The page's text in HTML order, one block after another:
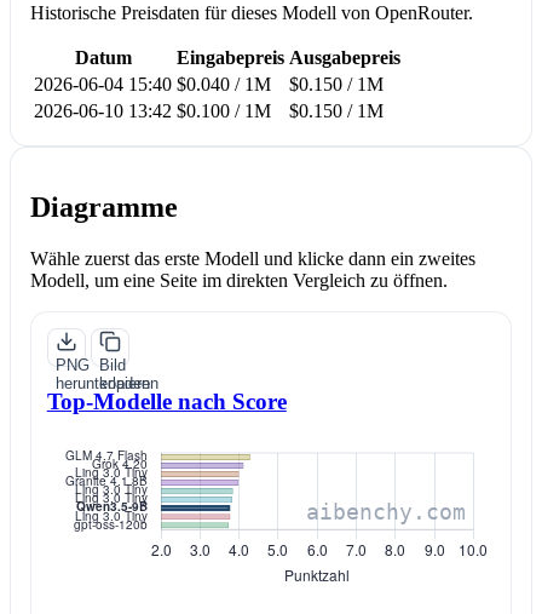
Historische Preisdaten für dieses Modell von OpenRouter.
Datum Eingabepreis Ausgabepreis
2026-06-04 15:40 $0.040 / 1M
$0.150 / 1M
2026-06-10 13:42 $0.100 / 1M $0.150 / 1M
Diagramme
Wähle zuerst das erste Modell und klicke dann ein zweites
Modell, um eine Seite im direkten Vergleich zu öffnen.
PNG
herunterladen
Bild
kopieren
Top-Modelle nach Score